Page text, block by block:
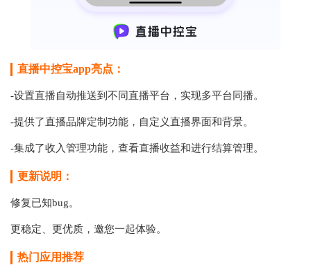
直播中控宝app亮点：
-设置直播自动推送到不同直播平台，实现多平台同播。
-提供了直播品牌定制功能，自定义直播界面和背景。
-集成了收入管理功能，查看直播收益和进行结算管理。
更新说明：
修复已知bug。
更稳定、更优质，邀您一起体验。
热门应用推荐